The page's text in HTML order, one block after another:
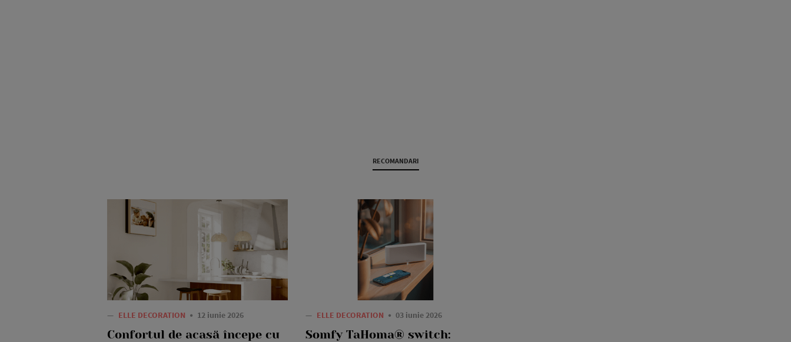
RECOMANDARI
— ELLE DECORATION 12 iunie 2026
Confortul de acasă începe cu
— ELLE DECORATION 03 iunie 2026
Somfy TaHoma® switch: